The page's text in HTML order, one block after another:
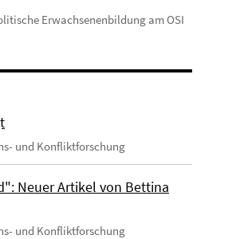
Erwachsenenbildung am OSI
und Konfliktforschung
Neuer Artikel von Bettina
und Konfliktforschung